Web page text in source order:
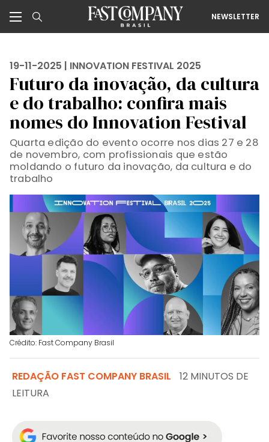
NEWSLETTER
19-11-2025 | INNOVATION FESTIVAL 2025
Futuro da inovação, da cultura
e do trabalho: confira mais
nomes do Innovation Festival
Quarta edição do evento ocorre nos dias 27 e 28
de novembro, com profissionais que estão
moldando o futuro da inovação, da cultura e do
trabalho
Crédito: Fast Company Brasil
REDAÇÃO FAST COMPANY BRASIL
12 MINUTOS DE
LEITURA